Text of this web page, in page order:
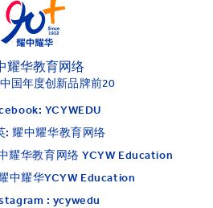
耀华教育网络
国年度创新品牌前20
YCYWEDU
: 耀中耀华教育网络
耀华教育网络 YCYW Education
中耀华YCYW Education
: ycywedu